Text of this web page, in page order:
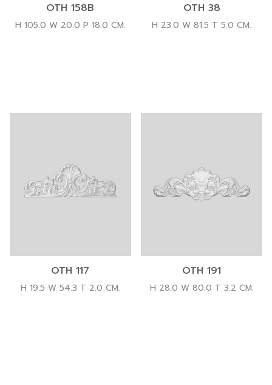
OTH 158B
H 105.0 W 20.0 P 18.0 CM.
OTH 38
H 23.0 W 81.5 T 5.0 CM.
OTH 117
H 19.5 W 54.3 T 2.0 CM.
OTH 191
H 28.0 W 80.0 T 3.2 CM.